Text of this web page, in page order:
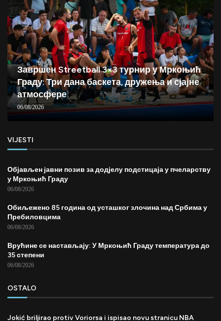
Завршен Streetball 3×3 турнир у Мркоњић
Граду: Три дана баскета, дружења и сјајне
атмосфере
06/08/2026
VIJESTI
Објављен јавни позив за додјелу подстицаја у пчеларству
у Мркоњић Граду
06/08/2026
Обиљежено 85 година од усташког злочина над Србима у
Пребиловцима
06/08/2026
Врућине се настављају: У Мркоњић Граду температура до
35 степени
06/08/2026
OSTALO
Jokić briljirao protiv Voriorsa i ispisao novu stranicu NBA